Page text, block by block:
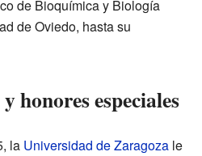
de Bioquímica y Biología
de Oviedo, hasta su
honores especiales
la Universidad de Zaragoza le